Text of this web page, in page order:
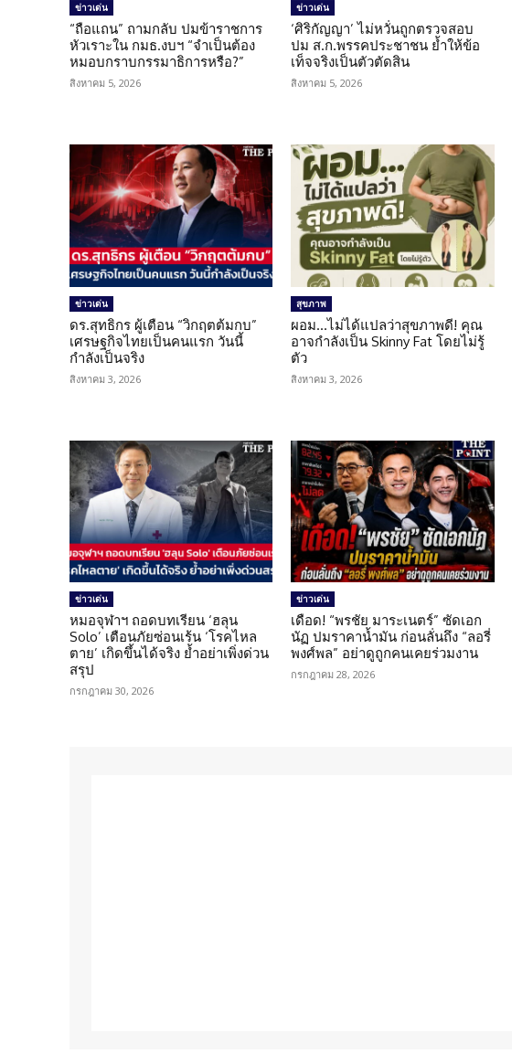
ข่าวเด่น
“ถือแถน” ถามกลับ ปมข้าราชการ
หัวเราะใน กมธ.งบฯ “จำเป็นต้อง
หมอบกราบกรรมาธิการหรือ?”
สิงหาคม 5, 2026
ข่าวเด่น
‘ศิริกัญญา’ ไม่หวั่นถูกตรวจสอบ
ปม ส.ก.พรรคประชาชน ย้ำให้ข้อ
เท็จจริงเป็นตัวตัดสิน
สิงหาคม 5, 2026
ข่าวเด่น
ดร.สุทธิกร ผู้เตือน “วิกฤตต้มกบ”
เศรษฐกิจไทยเป็นคนแรก วันนี้
กำลังเป็นจริง
สิงหาคม 3, 2026
สุขภาพ
ผอม…ไม่ได้แปลว่าสุขภาพดี! คุณ
อาจกำลังเป็น Skinny Fat โดยไม่รู้
ตัว
สิงหาคม 3, 2026
ข่าวเด่น
หมอจุฬาฯ ถอดบทเรียน ‘ฮลุน
Solo’ เตือนภัยซ่อนเร้น ‘โรคไหล
ตาย’ เกิดขึ้นได้จริง ย้ำอย่าเพิ่งด่วน
สรุป
กรกฎาคม 30, 2026
ข่าวเด่น
เดือด! “พรชัย มาระเนตร์” ซัดเอก
นัฏ ปมราคาน้ำมัน ก่อนลั่นถึง “ลอรี่
พงศ์พล” อย่าดูถูกคนเคยร่วมงาน
กรกฎาคม 28, 2026